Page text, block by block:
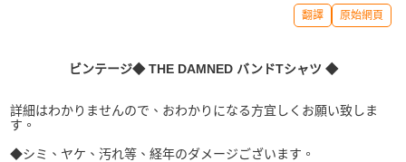
翻譯 原始網頁
ビンテージ◆ THE DAMNED バンドTシャツ ◆
詳細はわかりませんので、おわかりになる方宜しくお願い致しま
す。
◆シミ、ヤケ、汚れ等、経年のダメージございます。